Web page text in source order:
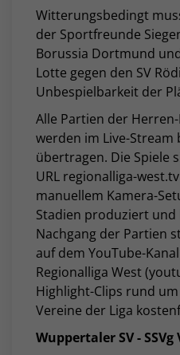
Witterungsbedingt
der Sportfreunde
Borussia Dortmund
Lotte gegen den SV
Unbespielbarkeit der
Alle Partien der
werden im Live-Stream
übertragen. Die Spiele
URL regionalliga-
manuellem Kamera-
Stadien produziert
Nachgang der Partien
auf dem YouTube-
Regionalliga West
Highlight-Clips rund
Vereine der Liga
Wuppertaler SV -